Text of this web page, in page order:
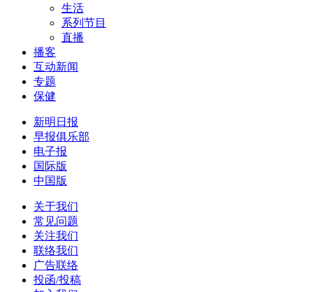
生活
系列节目
直播
播客
互动新闻
专题
保健
新明日报
早报俱乐部
电子报
国际版
中国版
关于我们
常见问题
关注我们
联络我们
广告联络
投函/投稿